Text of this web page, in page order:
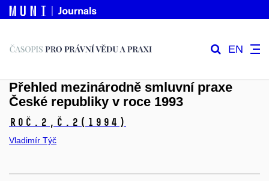
EN
Přehled mezinárodně smluvní praxe
České republiky v roce 1993
Roč.2, č.2 (1994)
Vladimír Týč